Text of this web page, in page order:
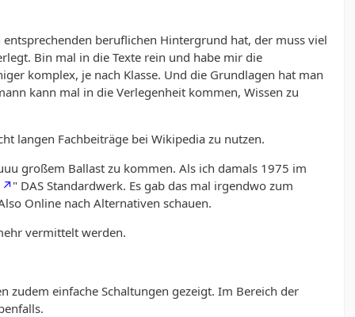
beruflichen Hintergrund hat, der muss viel
Bin mal in die Texte rein und habe mir die
komplex, je nach Klasse. Und die Grundlagen hat man
kann mal in die Verlegenheit kommen, Wissen zu
langen Fachbeiträge bei Wikipedia zu nutzen.
großem Ballast zu kommen. Als ich damals 1975 im
" DAS Standardwerk. Es gab das mal irgendwo zum
Online nach Alternativen schauen.
vermittelt werden.
zudem einfache Schaltungen gezeigt. Im Bereich der